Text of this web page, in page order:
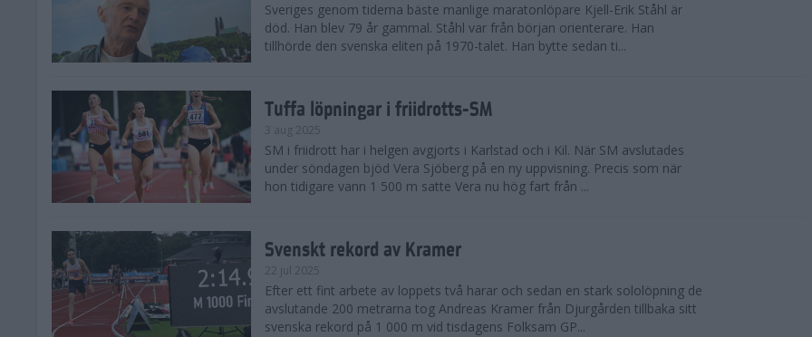
Sveriges genom tiderna bäste manlige maratonlöpare Kjell-Erik Ståhl är
död. Han blev 79 år gammal. Ståhl var från början orienterare. Han
tillhörde den svenska eliten på 1970-talet. Han bytte sedan ti...
Tuffa löpningar i friidrotts-SM
3 aug 2025
SM i friidrott har i helgen avgjorts i Karlstad och i Kil. När SM avslutades
under söndagen bjöd Vera Sjöberg på en ny uppvisning. Precis som när
hon tidigare vann 1 500 m satte Vera nu hög fart från ...
Svenskt rekord av Kramer
22 jul 2025
Efter ett fint arbete av loppets två harar och sedan en stark sololöpning de
avslutande 200 metrarna tog Andreas Kramer från Djurgården tillbaka sitt
svenska rekord på 1 000 m vid tisdagens Folksam GP...